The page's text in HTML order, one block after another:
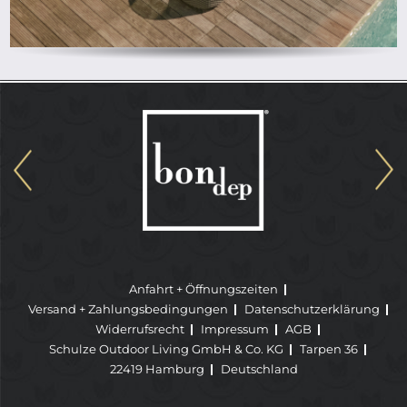
Anfahrt + Öffnungszeiten
Versand + Zahlungsbedingungen
Datenschutzerklärung
Widerrufsrecht
Impressum
AGB
Schulze Outdoor Living GmbH & Co. KG
Tarpen 36
22419 Hamburg
Deutschland